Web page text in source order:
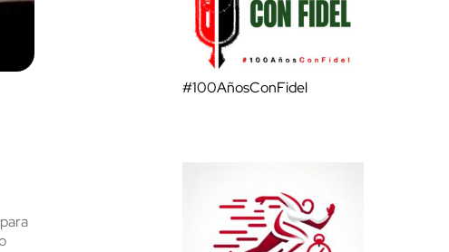
#100AñosConFidel